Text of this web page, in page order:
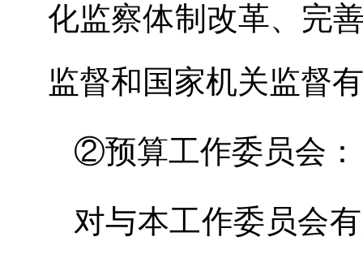
化监察体制改革、完
监督和国家机关监督
②预算工作委员会 ：
对与本工作委员会